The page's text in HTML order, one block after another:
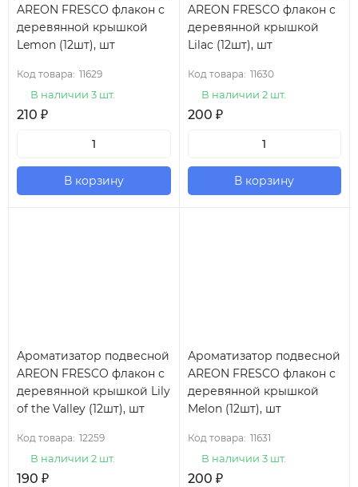
AREON FRESCO флакон с
деревянной крышкой
Lemon (12шт), шт
Код товара: 11629
В наличии 3 шт.
210 ₽
В корзину
AREON FRESCO флакон с
деревянной крышкой
Lilac (12шт), шт
Код товара: 11630
В наличии 2 шт.
200 ₽
В корзину
Ароматизатор подвесной
AREON FRESCO флакон с
деревянной крышкой Lily
of the Valley (12шт), шт
Код товара: 12259
В наличии 2 шт.
190 ₽
Ароматизатор подвесной
AREON FRESCO флакон с
деревянной крышкой
Melon (12шт), шт
Код товара: 11631
В наличии 3 шт.
200 ₽